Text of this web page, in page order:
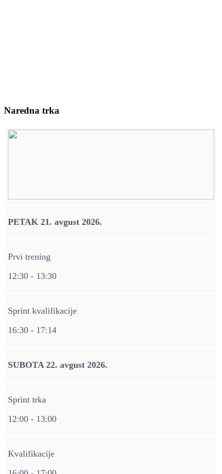
Naredna trka
PETAK 21. avgust 2026.
Prvi trening
12:30 - 13:30
Sprint kvalifikacije
16:30 - 17:14
SUBOTA 22. avgust 2026.
Sprint trka
12:00 - 13:00
Kvalifikacije